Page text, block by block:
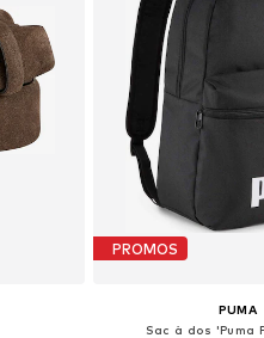
PROMOS
PUMA
Sac à dos 'Puma